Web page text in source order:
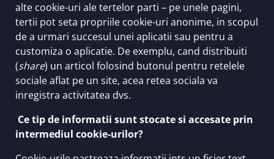
alte cookie-uri ale tertelor parti – pe unele pagini,
tertii pot seta propriile cookie-uri anonime, in scopul
de a urmari succesul unei aplicatii sau pentru a
customiza o aplicatie. De exemplu, cand distribuiti
(share) un articol folosind butonul pentru retelele
sociale aflat pe un site, acea retea sociala va
inregistra activitatea dvs.
Ce tip de informatii sunt stocate si accesate prin
intermediul cookie-urilor?